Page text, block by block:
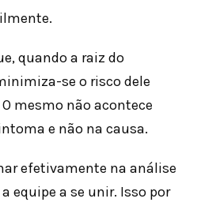
quando a raiz do
se o risco dele
mesmo não acontece
e não na causa.
efetivamente na análise
equipe a se unir. Isso por